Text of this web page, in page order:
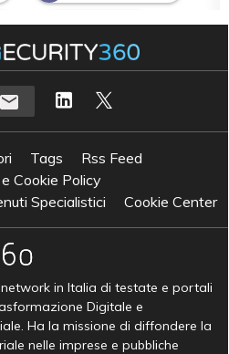
S smart retail
Tags
Rss Feed
Cookie Policy
Specialistici
Cookie Center
in Italia di testate e portali
Digitale e
Ha la missione di diffondere la
nelle imprese e pubbliche